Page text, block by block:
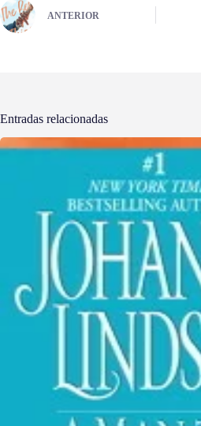
ANTERIOR
Entradas relacionadas